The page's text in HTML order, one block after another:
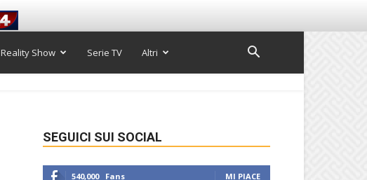
Reality Show Serie TV Altri
SEGUICI SUI SOCIAL
540,000 Fans MI PIACE